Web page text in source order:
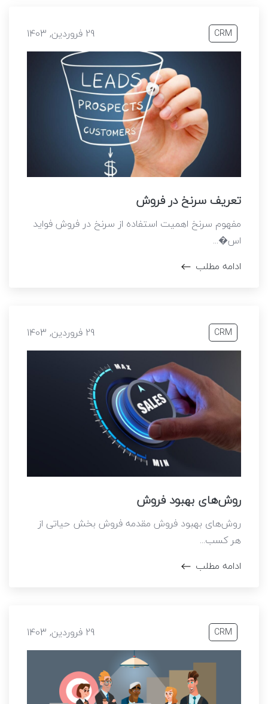
CRM 29 فروردین, 1403
تعریف سرنخ در فروش
مفهوم سرنخ اهمیت استفاده از سرنخ در فروش فواید
اس�...
ادامه مطلب
CRM 29 فروردین, 1403
روش‌های بهبود فروش
روش‌های بهبود فروش مقدمه فروش بخش حیاتی از
هر کسب...
ادامه مطلب
CRM 29 فروردین, 1403